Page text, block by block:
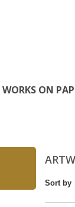
WORKS ON
Sort by